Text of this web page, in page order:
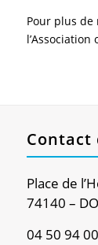
Pour plus de
Contact
Place de
74140 –
04 50 94